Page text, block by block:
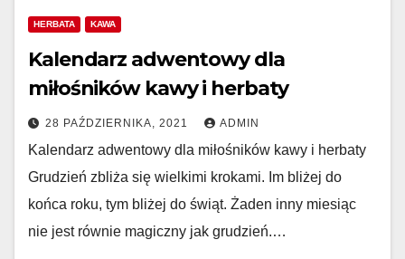
HERBATA KAWA
Kalendarz adwentowy dla
miłośników kawy i herbaty
28 PAŹDZIERNIKA, 2021 ADMIN
Kalendarz adwentowy dla miłośników kawy i herbaty
Grudzień zbliża się wielkimi krokami. Im bliżej do
końca roku, tym bliżej do świąt. Żaden inny miesiąc
nie jest równie magiczny jak grudzień.…